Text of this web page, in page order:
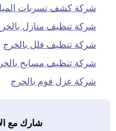
شركة كشف تسربات
شركة تنظيف منازل
شركة تنظيف فلل بالخرج
شركة تنظيف مسابح
شركة عزل فوم بالخرج
شارك مع